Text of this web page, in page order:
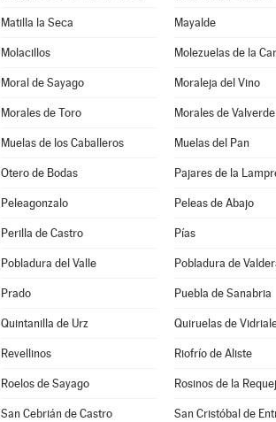
Matilla la Seca Mayalde
Molacillos Molezuelas de la
Moral de Sayago Moraleja del Vino
Morales de Toro Morales de Valverde
Muelas de los Caballeros Muelas del Pan
Otero de Bodas Pajares de la
Peleagonzalo Peleas de Abajo
Perilla de Castro Pías
Pobladura del Valle Pobladura de
Prado Puebla de Sanabria
Quintanilla de Urz Quiruelas de
Revellinos Riofrío de Aliste
Roelos de Sayago Rosinos de la
San Cebrián de Castro San Cristóbal de